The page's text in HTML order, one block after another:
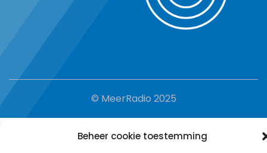
Beheer cookie toestemming
© MeerRadio 2025